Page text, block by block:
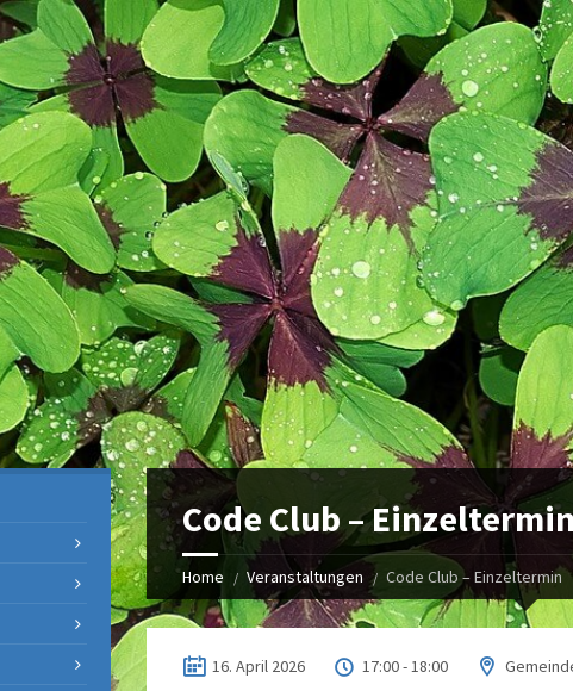
Code Club –
Home Veranstaltungen Code Club – Einzeltermin
16. April 2026 17:00 - 18:00